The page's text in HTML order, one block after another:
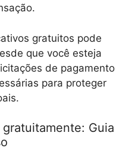
gratuitos pode
que você esteja
de pagamento
para proteger
Guia